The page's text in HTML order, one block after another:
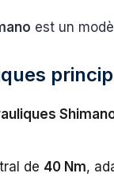
est un
de 40 Nm,